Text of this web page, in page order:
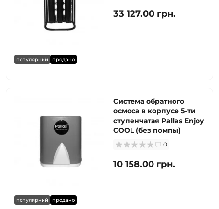
популярний продано
33 127.00 грн.
популярний продано
Система обратного
осмоса в корпусе 5-ти
ступенчатая Pallas Enjoy
COOL (без помпы)
0
10 158.00 грн.